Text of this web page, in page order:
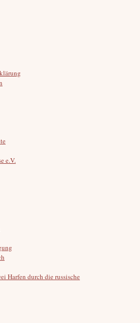
e.V.
Harfen durch die russische